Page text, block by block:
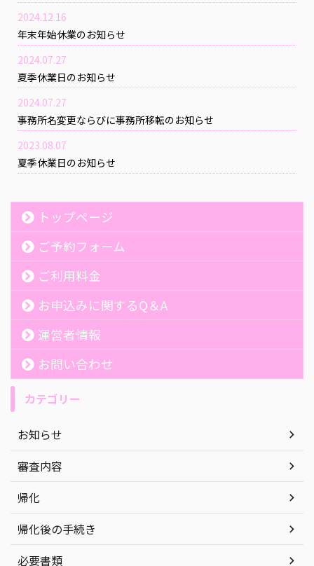
2024.12.16
年末年始休業のお知らせ
2024.07.27
夏季休業日のお知らせ
2024.07.27
事務所名変更ならびに事務所移転のお知らせ
2023.08.07
夏季休業日のお知らせ
トップページ
ご予約フォーム
ご利用料金
お申込みに関するQ＆A
運営者情報
お問い合わせ
カテゴリー
お知らせ
審査内容
帰化
帰化後の手続き
必要書類